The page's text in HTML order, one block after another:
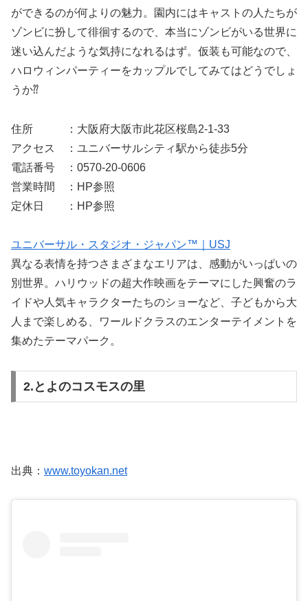
ができるのが何よりの魅力。園内にはキャストの人たちが
ゾンビに扮して徘徊するので、本当にゾンビがいる世界に
迷い込んだような気持になれるはず。仮装も可能なので、
ハロウィンパーティーをカップルでしてみてはどうでしょ
うか⁇
住所 ：大阪府大阪市此花区桜島2-1-33
アクセス ：ユニバーサルシティ駅から徒歩5分
電話番号 ：0570-20-0606
営業時間 ：HP参照
定休日 ：HP参照
ユニバーサル・スタジオ・ジャパン™｜USJ
異なる表情を持つさまざまなエリアは、感動がいっぱいの
別世界。ハリウッドの超大作映画をテーマにした興奮のラ
イドや人気キャラクターたちのショーなど、子どもから大
人まで楽しめる、ワールドクラスのエンターテイメントを
集めたテーマパーク。
2.とよのコスモスの里
出典： www.toyokan.net